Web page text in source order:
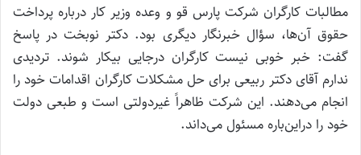
مطالبات کارگران شرکت پارس قو و وعده وزیر کار درباره پرداخت
حقوق آن‌ها، سؤال خبرنگار دیگری بود. دکتر نوبخت در پاسخ
گفت: خبر خوبی نیست کارگران درجایی بیکار شوند. تردیدی
ندارم آقای دکتر ربیعی برای حل مشکلات کارگران اقدامات خود را
انجام می‌دهند. این شرکت ظاهراً غیردولتی است و طبعی دولت
خود را دراین‌باره مسئول می‌داند.